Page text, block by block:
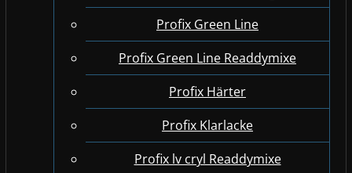
Profix Green Line
Profix Green Line Readdymixe
Profix Härter
Profix Klarlacke
Profix lv cryl Readdymixe